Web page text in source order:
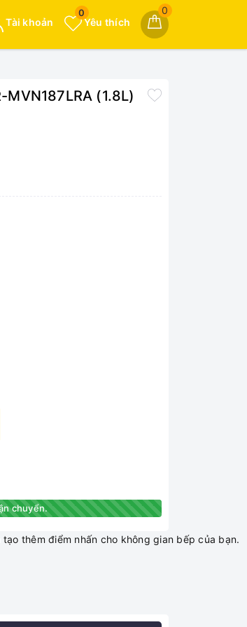
0
Yêu thích
0
Tài khoản
(1.8L)
chuyển.
thêm điểm nhấn cho không gian bếp của bạn.